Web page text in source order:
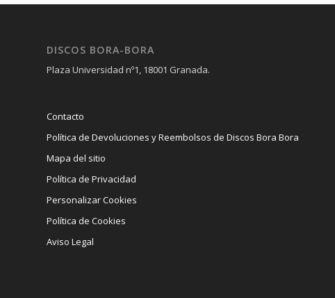
DISCOS BORA-BORA
Plaza Universidad nº1, 18001 Granada.
Contacto
Política de Devoluciones y Reembolsos de Discos Bora Bora
Mapa del sitio
Política de Privacidad
Personalizar Cookies
Política de Cookies
Aviso Legal